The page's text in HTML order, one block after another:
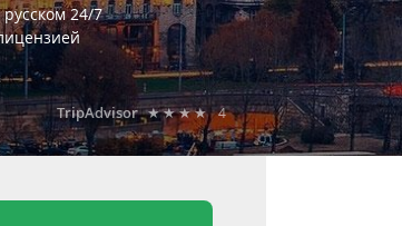
24/7
TripAdvisor ★★★★ 4